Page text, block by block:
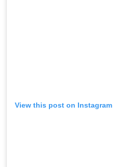
View this post on Instagram